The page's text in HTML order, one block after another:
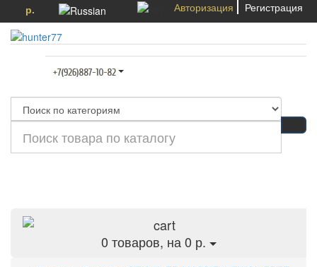
р. Авторизация Регистрация
0 товаров, на 0 р.